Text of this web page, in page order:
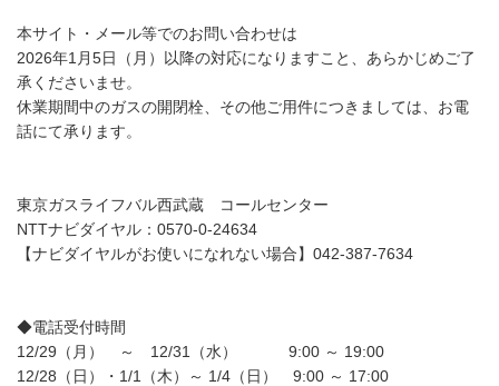
本サイト・メール等でのお問い合わせは
2026年1 月5日（月）以降の対応になりますこと、あらかじめご了
承くださいませ。
休業期間中のガスの開閉栓、その他ご用件につきましては、お電
話にて承ります。
東京ガスライフバル西武蔵 コールセンター
NTTナビダイヤル：0570-0-24634
【ナビダイヤルがお使いになれない場合】042-387-7634
◆電話受付時間
12/29（月） ～ 12/31（水） 9:00 ～ 19:00
12/28（日）・1/1（木）～ 1/4（日） 9:00 ～ 17:00